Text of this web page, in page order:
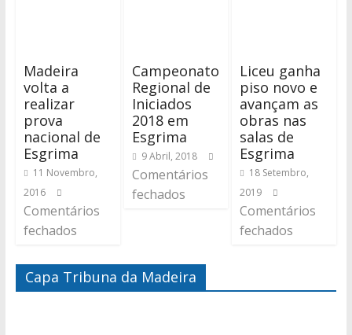
Madeira
volta a
realizar
prova
nacional de
Esgrima
11 Novembro,
2016
Comentários
fechados
Campeonato
Regional de
Iniciados
2018 em
Esgrima
9 Abril, 2018
Comentários
fechados
Liceu ganha
piso novo e
avançam as
obras nas
salas de
Esgrima
18 Setembro,
2019
Comentários
fechados
Capa Tribuna da Madeira